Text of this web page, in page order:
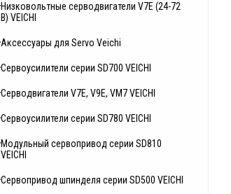
Низковольтные серводвигатели V7E (24-72
В) VEICHI
Аксессуары для Servo Veichi
Сервоусилители серии SD700 VEICHI
Серводвигатели V7E, V9E, VM7 VEICHI
Сервоусилители серии SD780 VEICHI
Модульный сервопривод серии SD810
VEICHI
Сервопривод шпинделя серии SD500 VEICHI